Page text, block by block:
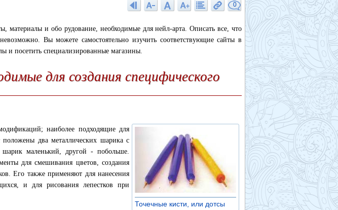
0
материалы и обо рудование, необходимые для нейл-арта. Описать все, что
Вы можете самостоятельно изучить соответствующие сайты в
и посетить специализированные магазины.
для создания специфического
Точечные кисти, или дотсы
наиболее подходящие для
положены два металлических шарика с
маленький, другой - побольше.
для смешивания цветов, создания
Его также применяют для нанесения
и для рисования лепестков при